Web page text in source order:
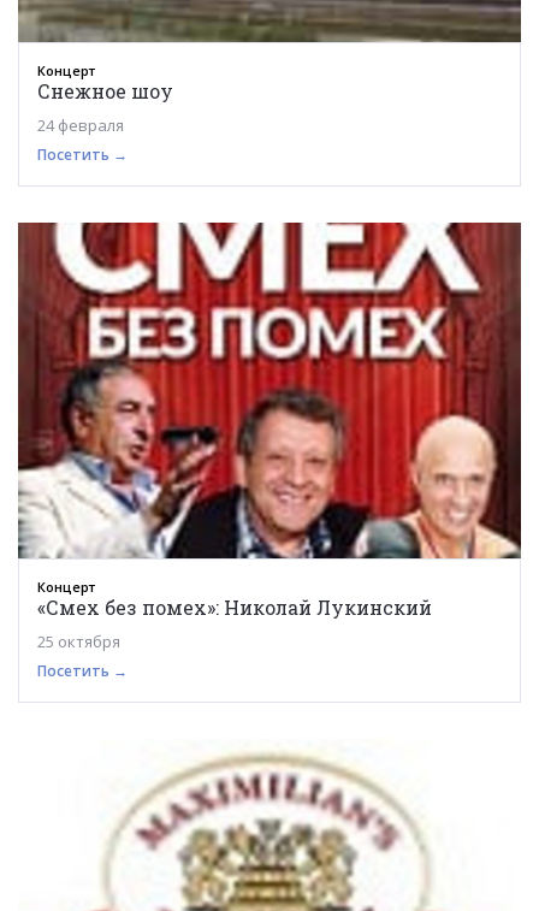
Концерт
Снежное шоу
24 февраля
Посетить →
Концерт
«Смех без помех»: Николай Лукинский
25 октября
Посетить →